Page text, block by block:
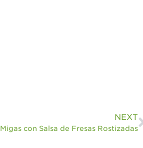
NEXT
Migas con Salsa de Fresas Rostizadas